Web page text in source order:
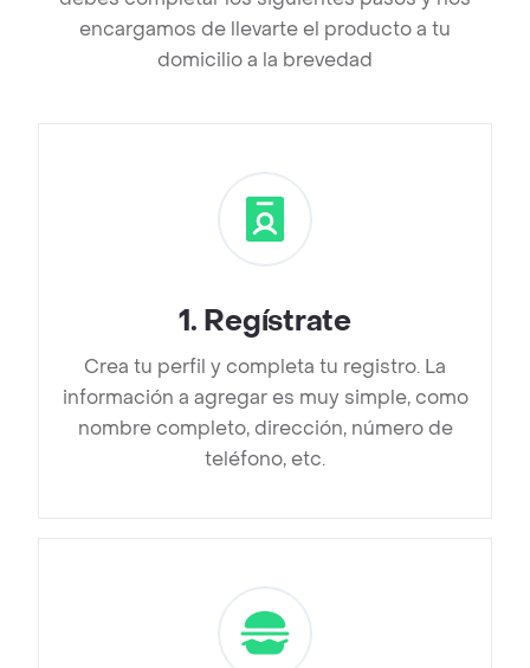
encargamos de llevarte el producto a tu
domicilio a la brevedad
1. Regístrate
Crea tu perfil y completa tu registro. La
información a agregar es muy simple, como
nombre completo, dirección, número de
teléfono, etc.